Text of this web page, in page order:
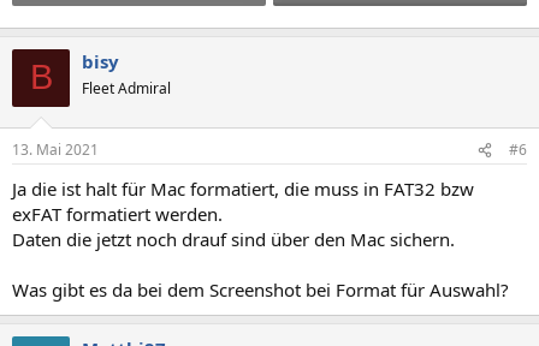
B bisy
Fleet Admiral
13. Mai 2021 #6
Ja die ist halt für Mac formatiert, die muss in FAT32 bzw
exFAT formatiert werden.
Daten die jetzt noch drauf sind über den Mac sichern.
Was gibt es da bei dem Screenshot bei Format für Auswahl?